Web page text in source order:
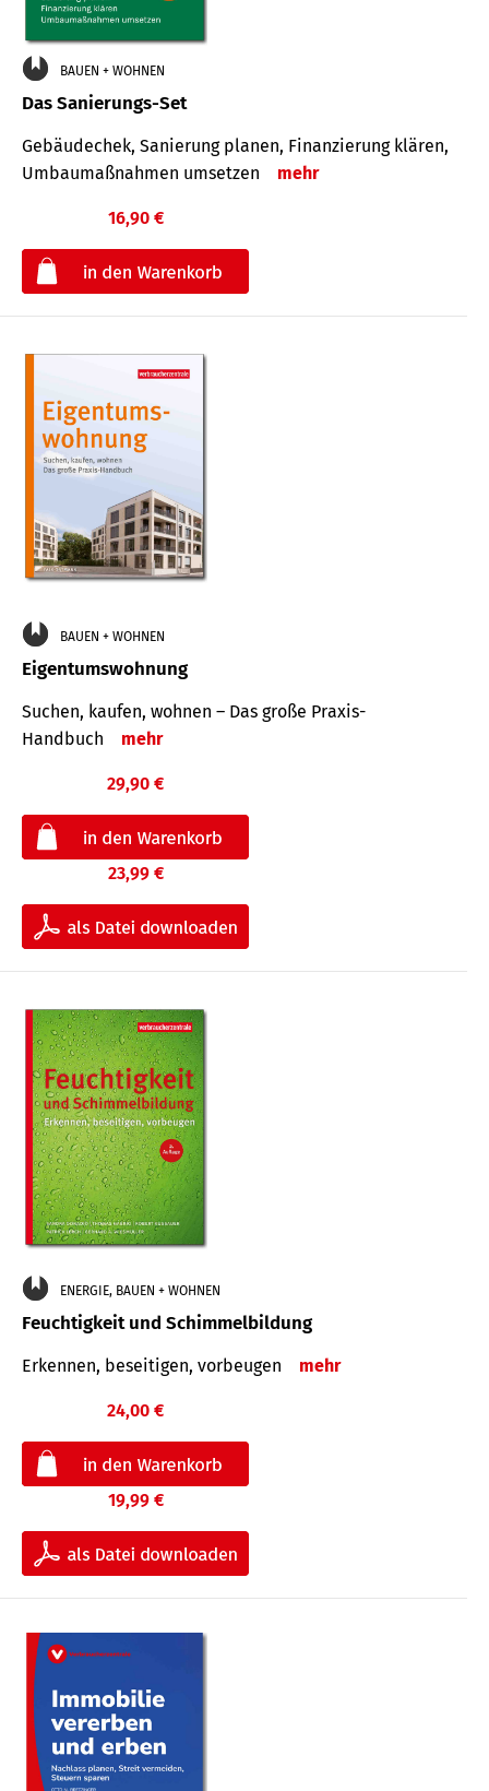
BAUEN + WOHNEN
Das Sanierungs-Set
Gebäudechek, Sanierung planen, Finanzierung klären,
Umbaumaßnahmen umsetzen
mehr
16,90 €
BAUEN + WOHNEN
Eigentumswohnung
Suchen, kaufen, wohnen – Das große Praxis-
Handbuch
mehr
29,90 €
23,99 €
ENERGIE, BAUEN + WOHNEN
Feuchtigkeit und Schimmelbildung
Erkennen, beseitigen, vorbeugen mehr
24,00 €
19,99 €